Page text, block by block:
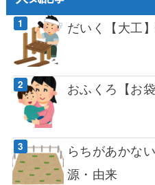
だいく【大工
おふくろ【お
らちがあかな
源・由来